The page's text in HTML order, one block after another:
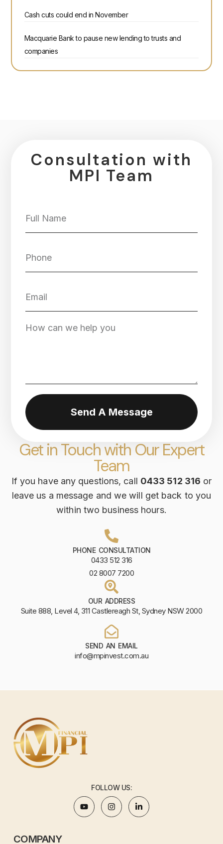
Cash cuts could end in November
Macquarie Bank to pause new lending to trusts and
companies
Get in Touch with Our Expert
Team
If you have any questions, call 0433 512 316 or
leave us a message and we will get back to you
within two business hours.
PHONE CONSULTATION
0433 512 316
02 8007 7200
OUR ADDRESS
Suite 888, Level 4, 311 Castlereagh St, Sydney NSW 2000
SEND AN EMAIL
info@mpinvest.com.au
Consultation with
MPI Team
Send A Message
FOLLOW US:
COMPANY